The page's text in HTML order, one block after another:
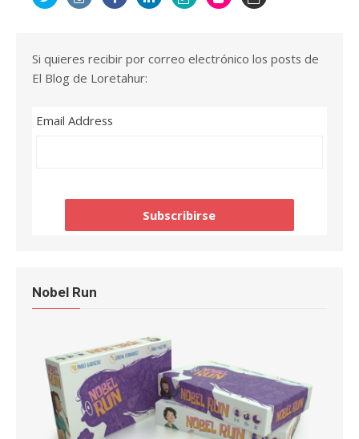
Si quieres recibir por correo electrónico los posts de
El Blog de Loretahur:
Email Address
Nobel Run